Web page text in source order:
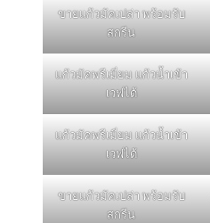
ขายแก้วมัคเปล่า พร้อมรับ
สกรีน
แก้วมัคพรีเมี่ยม แก้วน้ำเข้า
เวฟได้
แก้วมัคพรีเมี่ยม แก้วน้ำเข้า
เวฟได้
ขายแก้วมัคเปล่า พร้อมรับ
สกรีน